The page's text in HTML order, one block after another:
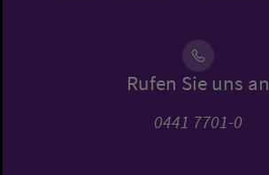
Rufen Sie uns an
0441 7701-0